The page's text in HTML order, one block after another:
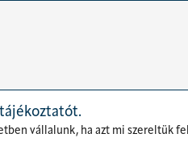
vállalunk, ha azt mi szereltük